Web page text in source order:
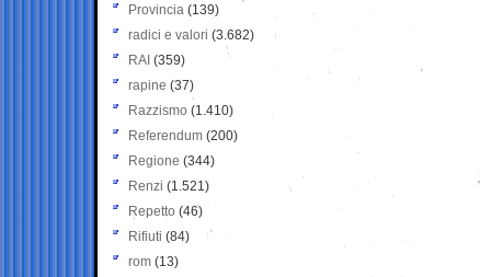
Provincia (139)
radici e valori (3.682)
RAI (359)
rapine (37)
Razzismo (1.410)
Referendum (200)
Regione (344)
Renzi (1.521)
Repetto (46)
Rifiuti (84)
rom (13)